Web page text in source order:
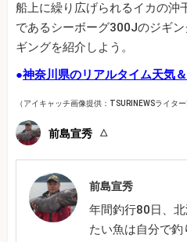
船上に繰り広げられるイカの沖
であるシーボーグ300Jのジギ
ギングを紹介しよう。
●神奈川県のリアルタイム天気
（アイキャッチ画像提供：TSURINEWSライター
前島宣秀
前島宣秀
年間釣行80日、
たい魚は自分で釣